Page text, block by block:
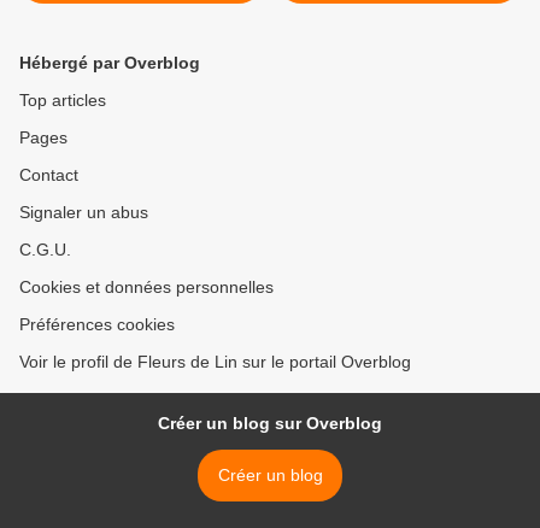
Hébergé par Overblog
Top articles
Pages
Contact
Signaler un abus
C.G.U.
Cookies et données personnelles
Préférences cookies
Voir le profil de Fleurs de Lin sur le portail Overblog
Créer un blog sur Overblog
Créer un blog